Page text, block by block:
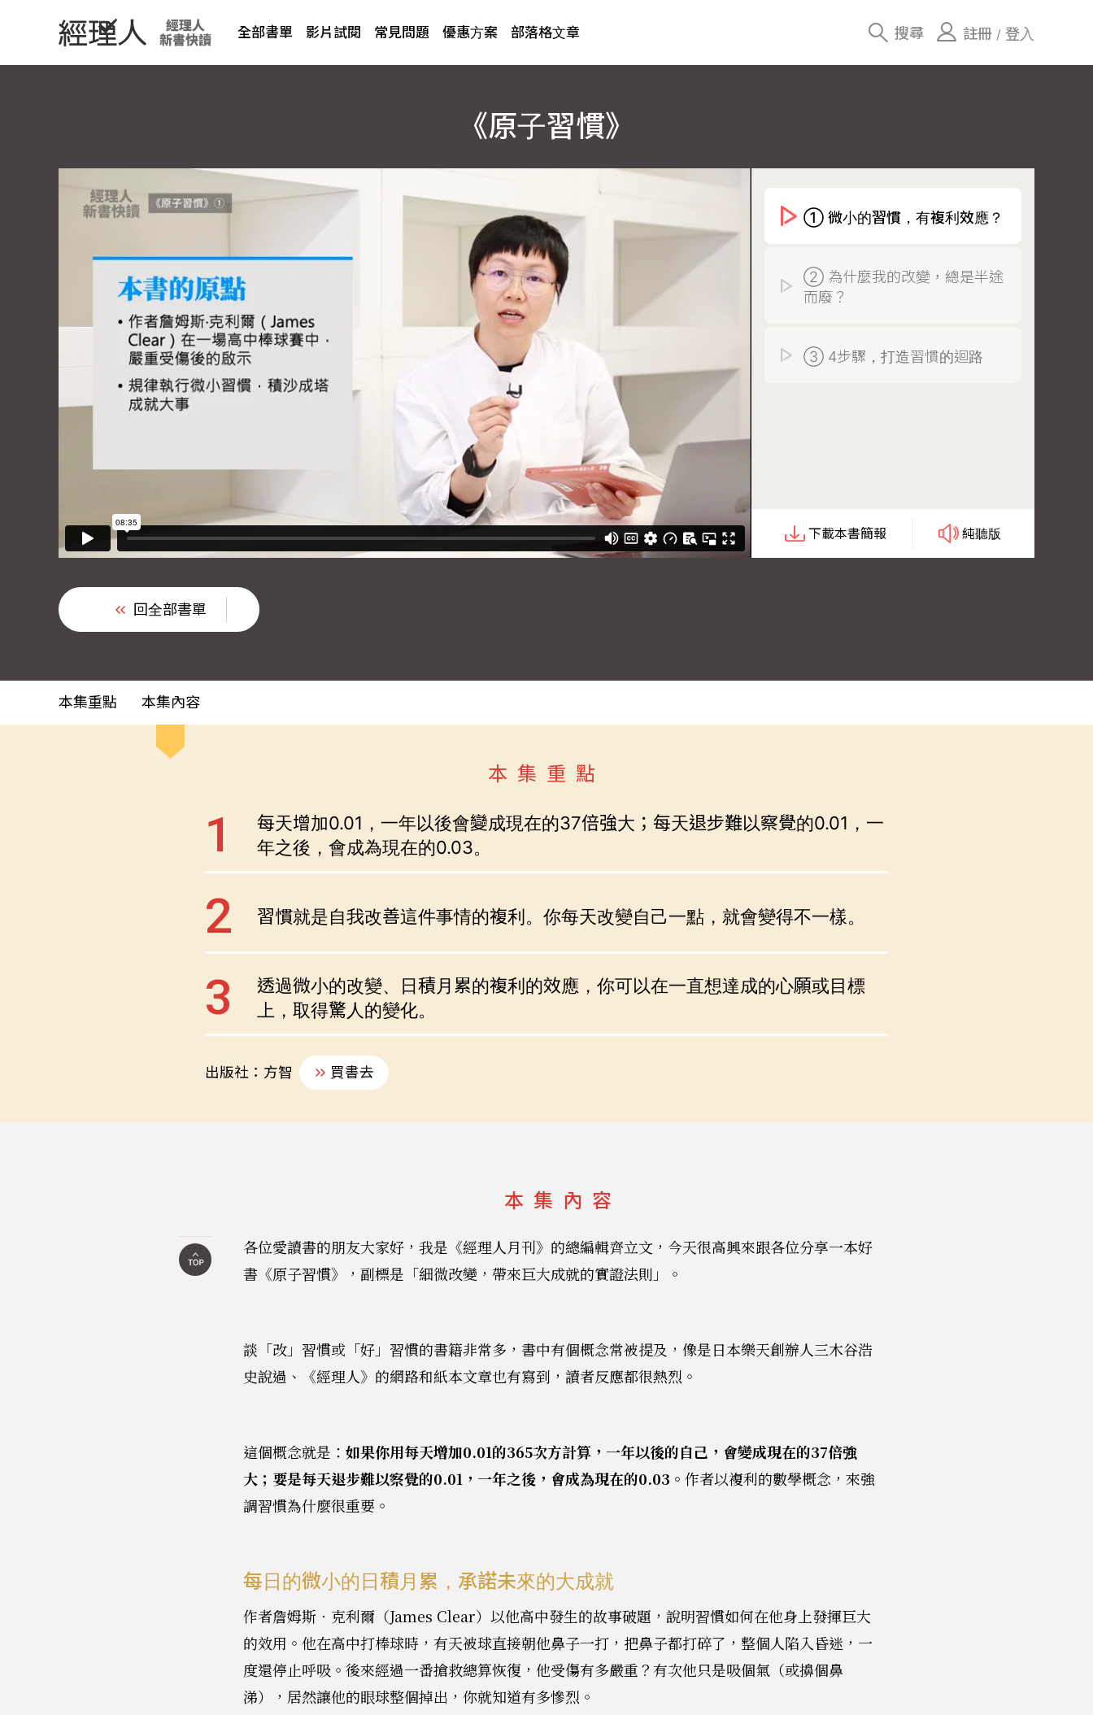
全部書單 影片試閱 常見問題 優惠方案 部落格文章 搜尋 註冊 / 登入
《原子習慣》
① 微小的習慣，有複利效應？
② 為什麼我的改變，總是半途
而廢？
③ 4步驟，打造習慣的迴路
下載本書簡報 純聽版
回全部書單
本集重點 本集內容
本集重點
每天增加0.01，一年以後會變成現在的37倍強大；每天退步難以察覺的0.01，一
年之後，會成為現在的0.03。
習慣就是自我改善這件事情的複利。你每天改變自己一點，就會變得不一樣。
透過微小的改變、日積月累的複利的效應，你可以在一直想達成的心願或目標
上，取得驚人的變化。
出版社：方智 買書去
本集內容
各位愛讀書的朋友大家好，我是《經理人月刊》的總編輯齊立文，今天很高興來跟各位分享一本好
書《原子習慣》，副標是「細微改變，帶來巨大成就的實證法則」。
談「改」習慣或「好」習慣的書籍非常多，書中有個概念常被提及，像是日本樂天創辦人三木谷浩
史說過、《經理人》的網路和紙本文章也有寫到，讀者反應都很熱烈。
這個概念就是：如果你用每天增加0.01的365次方計算，一年以後的自己，會變成現在的37倍強
大；要是每天退步難以察覺的0.01，一年之後，會成為現在的0.03。作者以複利的數學概念，來強
調習慣為什麼很重要。
每日的微小的日積月累，承諾未來的大成就
作者詹姆斯‧克利爾（James Clear）以他高中發生的故事破題，說明習慣如何在他身上發揮巨大
的效用。他在高中打棒球時，有天被球直接朝他鼻子一打，把鼻子都打碎了，整個人陷入昏迷，一
度還停止呼吸。後來經過一番搶救總算恢復，他受傷有多嚴重？有次他只是吸個氣（或擤個鼻
涕），居然讓他的眼球整個掉出，你就知道有多慘烈。